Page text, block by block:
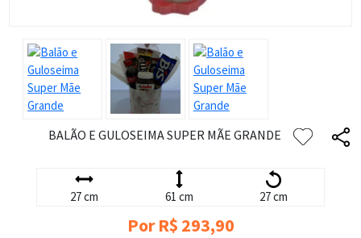
BALÃO E GULOSEIMA SUPER MÃE GRANDE
27 cm 61 cm 27 cm
Por R$ 293,90